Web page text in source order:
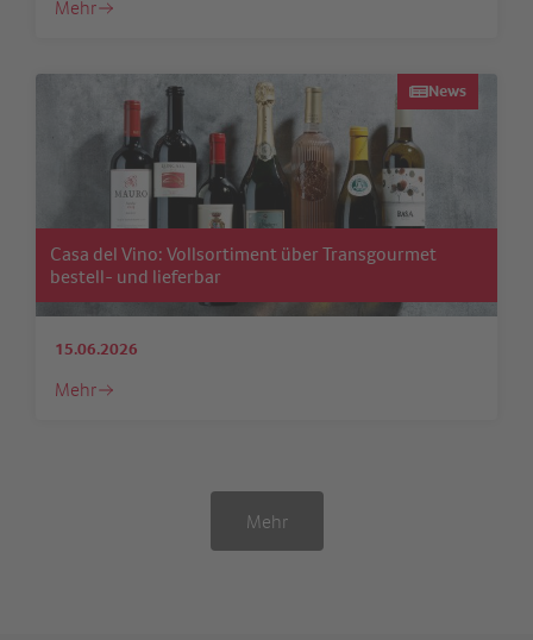
Mehr
News
Casa del Vino: Vollsortiment über Transgourmet
bestell- und lieferbar
15.06.2026
Mehr
Mehr